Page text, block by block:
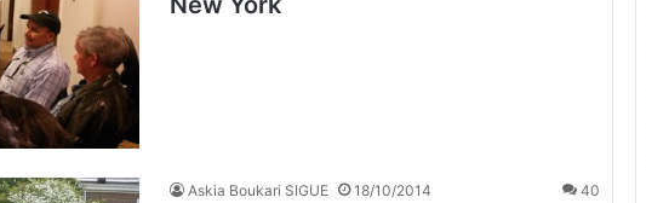
Askia Boukari SIGUE 18/10/2014 40